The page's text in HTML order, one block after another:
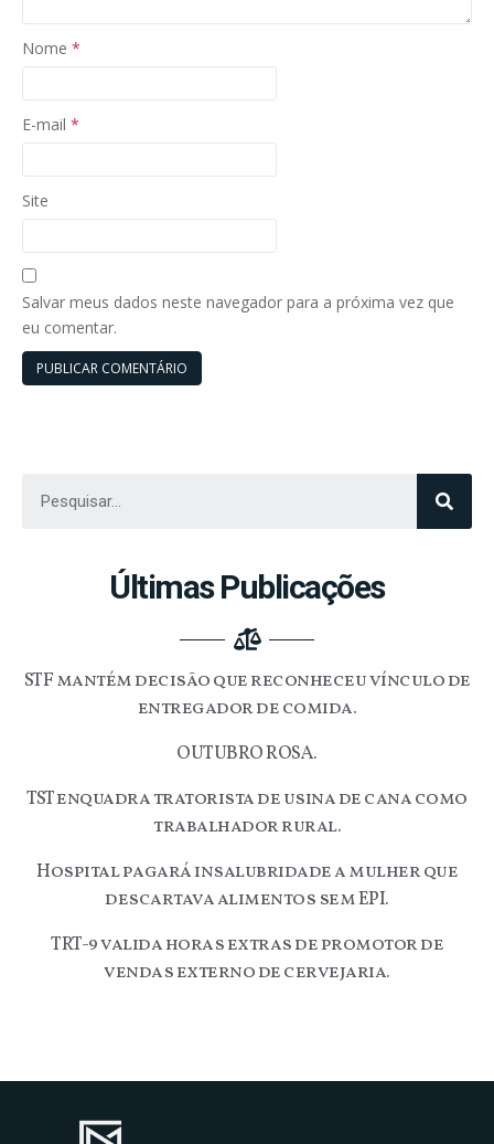
Nome *
E-mail *
Site
Salvar meus dados neste navegador para a próxima vez que
eu comentar.
Últimas Publicações
STF mantém decisão que reconheceu vínculo de
entregador de comida.
OUTUBRO ROSA.
TST enquadra tratorista de usina de cana como
trabalhador rural.
Hospital pagará insalubridade a mulher que
descartava alimentos sem EPI.
TRT-9 valida horas extras de promotor de
vendas externo de cervejaria.